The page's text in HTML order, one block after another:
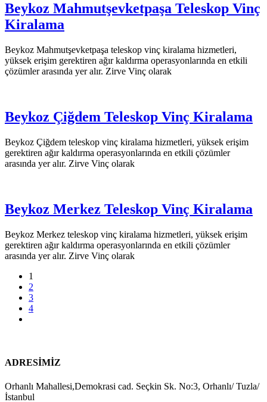
Beykoz Mahmutşevketpaşa Teleskop Vinç
Kiralama
Beykoz Mahmutşevketpaşa teleskop vinç kiralama hizmetleri,
yüksek erişim gerektiren ağır kaldırma operasyonlarında en etkili
çözümler arasında yer alır. Zirve Vinç olarak
Beykoz Çiğdem Teleskop Vinç Kiralama
Beykoz Çiğdem teleskop vinç kiralama hizmetleri, yüksek erişim
gerektiren ağır kaldırma operasyonlarında en etkili çözümler
arasında yer alır. Zirve Vinç olarak
Beykoz Merkez Teleskop Vinç Kiralama
Beykoz Merkez teleskop vinç kiralama hizmetleri, yüksek erişim
gerektiren ağır kaldırma operasyonlarında en etkili çözümler
arasında yer alır. Zirve Vinç olarak
1
2
3
4
ADRESİMİZ
Orhanlı Mahallesi,Demokrasi cad. Seçkin Sk. No:3, Orhanlı/ Tuzla/
İstanbul